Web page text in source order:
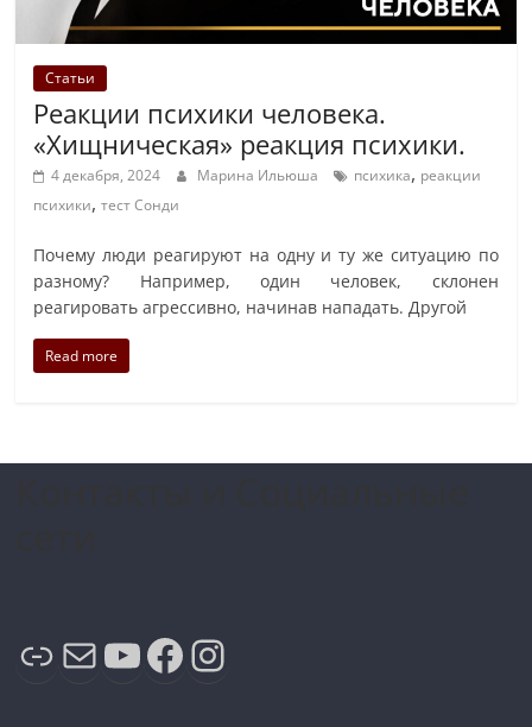
Статьи
Реакции психики человека.
«Хищническая» реакция психики.
4 декабря, 2024 Марина Ильюша психика, реакции
психики,тест Сонди
Почему люди реагируют на одну и ту же ситуацию по
разному? Например, один человек, склонен
реагировать агрессивно, начинав нападать. Другой
Read more
Ссылка
Почта
YouTube
Facebook
Instagram